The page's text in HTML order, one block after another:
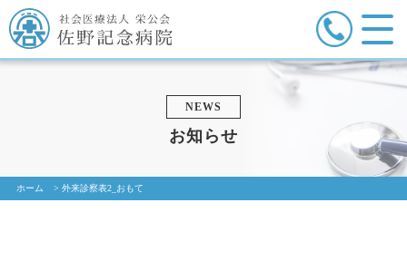
NEWS
お知らせ
ホーム >外来診察表2_おもて